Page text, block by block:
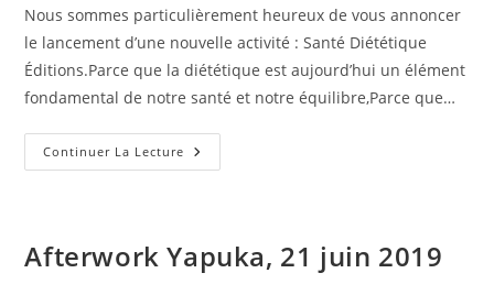
Nous sommes particulièrement heureux de vous annoncer
le lancement d’une nouvelle activité : Santé Diététique
Éditions.Parce que la diététique est aujourd’hui un élément
fondamental de notre santé et notre équilibre,Parce que…
Continuer La Lecture Lancement
De
Afterwork Yapuka, 21 juin 2019